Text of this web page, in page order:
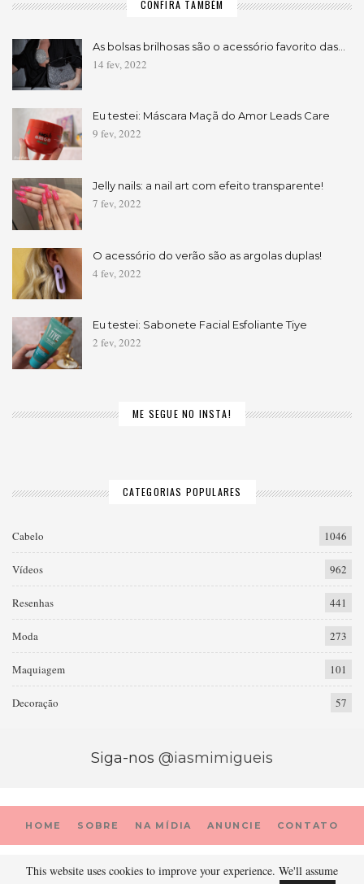
CONFIRA TAMBÉM
As bolsas brilhosas são o acessório favorito das…
14 fev, 2022
Eu testei: Máscara Maçã do Amor Leads Care
9 fev, 2022
Jelly nails: a nail art com efeito transparente!
7 fev, 2022
O acessório do verão são as argolas duplas!
4 fev, 2022
Eu testei: Sabonete Facial Esfoliante Tiye
2 fev, 2022
ME SEGUE NO INSTA!
CATEGORIAS POPULARES
Cabelo 1046
Vídeos 962
Resenhas 441
Moda 273
Maquiagem 101
Decoração 57
Siga-nos @iasmimigueis
HOME SOBRE NA MÍDIA ANUNCIE CONTATO
© 2026 - Prada Porter. Todos os direitos reservados.
This website uses cookies to improve your experience. We'll assume